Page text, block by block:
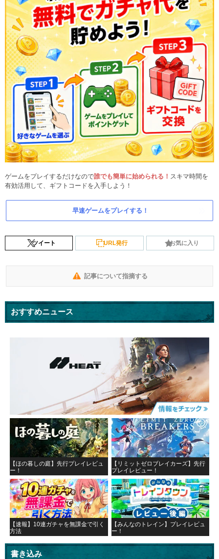
ゲームをプレイするだけなので誰でも簡単に始められる！ スキマ時間を
有効活用して、ギフトコードを入手しよう！
早速ゲームをプレイする！
ツイート URL発行 お気に入り
記事について指摘する
おすすめニュース
【ほの暮しの庭】先行プレイレビュ
ー！
【リミットゼロブレイカーズ】先行
プレイレビュー！
【速報】10連ガチャを無課金で引く
方法
【みんなのトレイン】プレイレビュ
ー！
書き込み